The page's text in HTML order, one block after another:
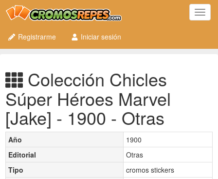
Registrarme
Iniciar sesión
Colección Chicles
Súper Héroes Marvel
[Jake] - 1900 - Otras
Año
1900
Editorial
Otras
Tipo
cromos stickers